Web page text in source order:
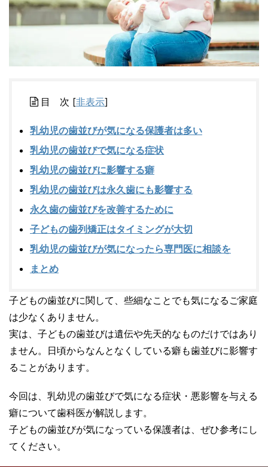
目 次 [非表示]
乳幼児の歯並びが気になる保護者は多い
乳幼児の歯並びで気になる症状
乳幼児の歯並びに影響する癖
乳幼児の歯並びは永久歯にも影響する
永久歯の歯並びを改善するために
子どもの歯列矯正はタイミングが大切
乳幼児の歯並びが気になったら専門医に相談を
まとめ
子どもの歯並びに関して、些細なことでも気になるご家庭
は少なくありません。
実は、子どもの歯並びは遺伝や先天的なものだけではあり
ません。日頃からなんとなくしている癖も歯並びに影響す
ることがあります。
今回は、乳幼児の歯並びで気になる症状・悪影響を与える
癖について歯科医が解説します。
子どもの歯並びが気になっている保護者は、ぜひ参考にし
てください。